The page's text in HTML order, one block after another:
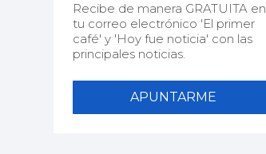
Recibe de manera GRATUITA en
tu correo electrónico 'El primer
café' y 'Hoy fue noticia' con las
principales noticias.
APUNTARME